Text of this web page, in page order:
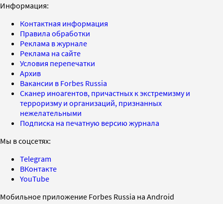
Информация:
Контактная информация
Правила обработки
Реклама в журнале
Реклама на сайте
Условия перепечатки
Архив
Вакансии в Forbes Russia
Сканер иноагентов, причастных к экстремизму и
терроризму и организаций, признанных
нежелательными
Подписка на печатную версию журнала
Мы в соцсетях:
Telegram
ВКонтакте
YouTube
Мобильное приложение Forbes Russia на Android